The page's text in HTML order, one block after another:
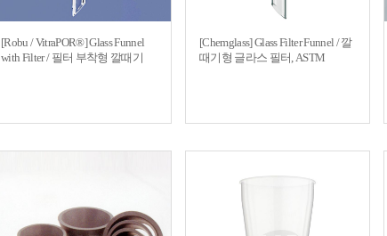
[Robu / VitraPOR®] Glass Funnel
with Filter / 필터 부착형 깔때기
[Chemglass] Glass Filter Funnel / 깔
때기형 글라스 필터, ASTM